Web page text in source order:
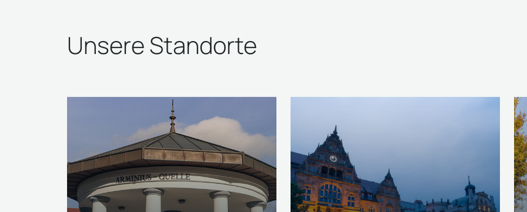
Unsere Standorte